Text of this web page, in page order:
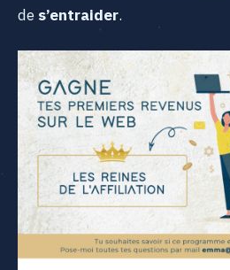
des’entraider.